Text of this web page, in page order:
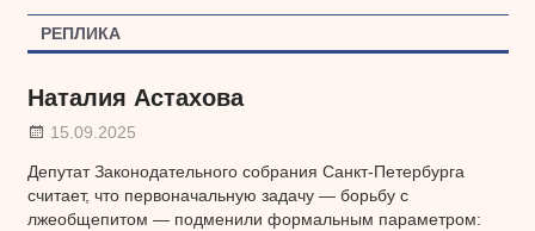
записям
РЕПЛИКА
Наталия Астахова
15.09.2025
Депутат Законодательного собрания Санкт-Петербурга
считает, что первоначальную задачу — борьбу с
лжеобщепитом — подменили формальным параметром: